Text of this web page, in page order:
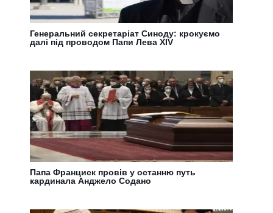
Генеральний секретаріат Синоду: крокуємо
далі під проводом Папи Лева XIV
Папа Франциск провів у останню путь
кардинала Анджело Содано